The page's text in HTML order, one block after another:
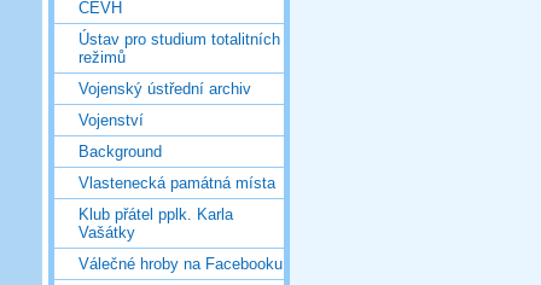
CEVH
Ústav pro studium totalitních
režimů
Vojenský ústřední archiv
Vojenství
Background
Vlastenecká památná místa
Klub přátel pplk. Karla
Vašátky
Válečné hroby na Facebooku